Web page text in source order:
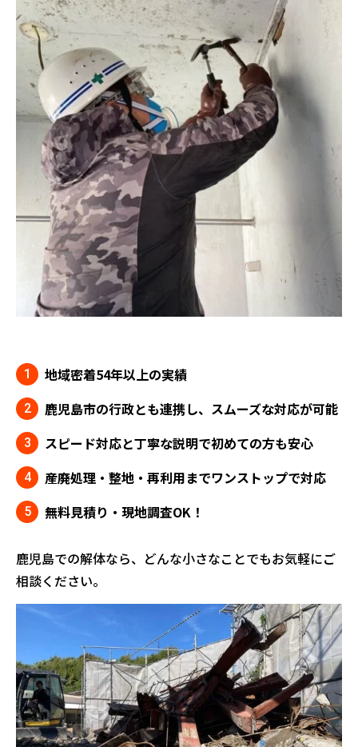
地域密着54年以上の実績
鹿児島市の行政とも連携し、スムーズな対応が可能
スピード対応と丁寧な説明で初めての方も安心
産廃処理・整地・再利用までワンストップで対応
無料見積り・現地調査OK！
鹿児島での解体なら、どんな小さなことでもお気軽にご
相談ください。